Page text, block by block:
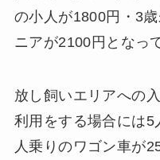
の小人が1800円・3
ニアが2100円となっ
放し飼いエリアへの
利用をする場合には
人乗りのワゴン車が